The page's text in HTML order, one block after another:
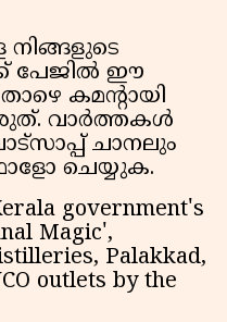
നിങ്ങളുടെ
പേജിൽ ഈ
കമന്റായി
വാർത്തകൾ
ചാനലും
ചെയ്യുക.
government's
Magic',
Palakkad,
outlets by the